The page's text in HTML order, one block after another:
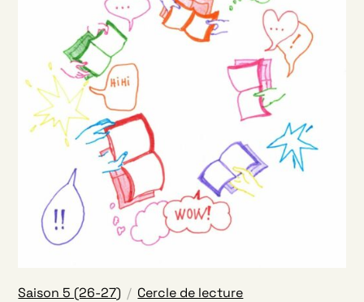
Saison 5 (26-27) Cercle de lecture